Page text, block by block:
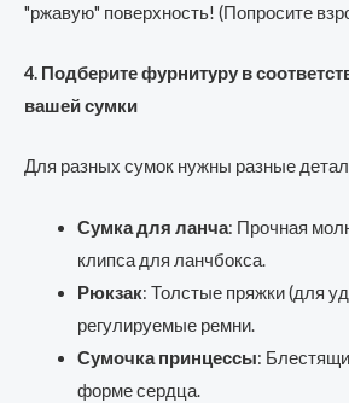
"ржавую" поверхность! (Попросите
4. Подберите фурнитуру в
вашей сумки
Для разных сумок нужны разные
Сумка для ланча: Прочная
клипса для ланчбокса.
Рюкзак: Толстые пряжки (для
регулируемые ремни.
Сумочка принцессы:
форме сердца.